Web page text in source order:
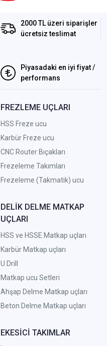
2000 TL üzeri siparişler
ücretsiz teslimat
Piyasadaki en iyi fiyat /
performans
FREZLEME UÇLARI
HSS Freze ucu
Karbür Freze ucu
CNC Router Bıçakları
Frezeleme Takımları
Frezeleme (Takmatik) ucu
DELİK DELME MATKAP
UÇLARI
HSS ve HSSE Matkap uçları
Karbür Matkap uçları
U Drill
Matkap ucu Setleri
Ahşap Delme Matkap uçları
Beton Delme Matkap uçları
EKESİCİ TAKIMLAR